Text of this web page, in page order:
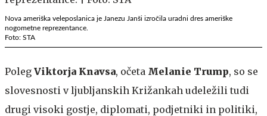
Nova ameriška veleposlanica je Janezu Janši izročila uradni dres ameriške
nogometne reprezentance.
Foto: STA
Poleg Viktorja Knavsa, očeta Melanie Trump, so se
slovesnosti v ljubljanskih Križankah udeležili tudi
drugi visoki gostje, diplomati, podjetniki in politiki,